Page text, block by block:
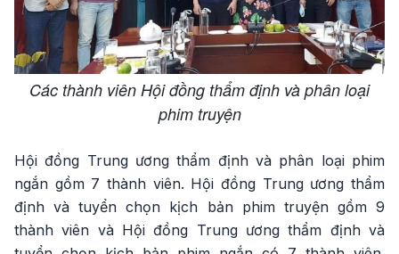
Các thành viên Hội đồng thẩm định và phân loại
phim truyện
Hội đồng Trung ương thẩm định và phân loại phim
ngắn gồm 7 thành viên. Hội đồng Trung ương thẩm
định và tuyển chọn kịch bản phim truyện gồm 9
thành viên và Hội đồng Trung ương thẩm định và